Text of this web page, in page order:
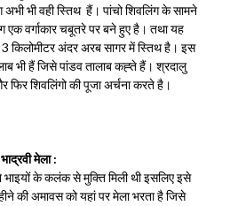
अभी भी वही स्तिथ हैं। पांचो शिवलिंग के सामने
एक वर्गाकार चबूतरे पर बने हुए है। तथा यह
किलोमीटर अंदर अरब सागर में स्तिथ है। इस
भी हैं जिसे पांडव तालाब कह्ते हैं। श्रदालु
शिवलिंगो की पूजा अर्चना करते है।
मेला :
के कलंक से मुक्ति मिली थी इसलिए इसे
की अमावस को यहां पर मेला भरता है जिसे